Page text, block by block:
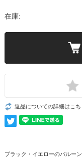
在庫:
返品についての詳細はこち
ブラック・イエローのバルー